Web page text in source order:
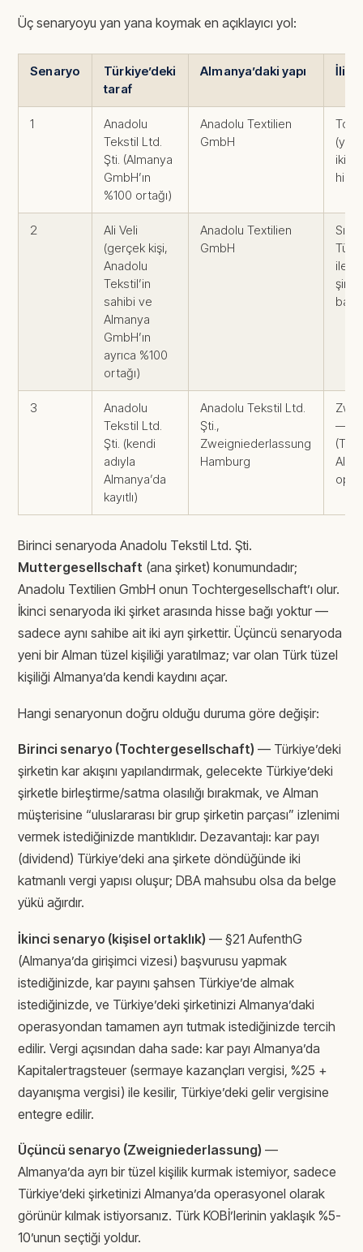
Üç senaryoyu yan yana koymak en açıklayıcı yol:
Senaryo
Türkiye’deki
taraf
Almanya’daki yapı
1
Anadolu
Tekstil Ltd.
Şti. (Almanya
GmbH’ın
%100 ortağı)
Anadolu Textilien
GmbH
(yan
iki
2
Ali Veli
(gerçek kişi,
Anadolu
Tekstil’in
sahibi ve
Almanya
GmbH’ın
ayrıca %100
ortağı)
Anadolu Textilien
GmbH
ile
3
Anadolu
Tekstil Ltd.
Şti. (kendi
adıyla
Almanya’da
kayıtlı)
Anadolu Tekstil Ltd.
Şti.,
Zweigniederlassung
Hamburg
—
Birinci senaryoda Anadolu Tekstil Ltd. Şti.
Muttergesellschaft (ana şirket) konumundadır;
Anadolu Textilien GmbH onun Tochtergesellschaft’ı olur.
İkinci senaryoda iki şirket arasında hisse bağı yoktur —
sadece aynı sahibe ait iki ayrı şirkettir. Üçüncü senaryoda
yeni bir Alman tüzel kişiliği yaratılmaz; var olan Türk tüzel
kişiliği Almanya’da kendi kaydını açar.
Hangi senaryonun doğru olduğu duruma göre değişir:
Birinci senaryo (Tochtergesellschaft) — Türkiye’deki
şirketin kar akışını yapılandırmak, gelecekte Türkiye’deki
şirketle birleştirme/satma olasılığı bırakmak, ve Alman
müşterisine “uluslararası bir grup şirketin parçası” izlenimi
vermek istediğinizde mantıklıdır. Dezavantajı: kar payı
(dividend) Türkiye’deki ana şirkete döndüğünde iki
katmanlı vergi yapısı oluşur; DBA mahsubu olsa da belge
yükü ağırdır.
İkinci senaryo (kişisel ortaklık) — §21 AufenthG
(Almanya’da girişimci vizesi) başvurusu yapmak
istediğinizde, kar payını şahsen Türkiye’de almak
istediğinizde, ve Türkiye’deki şirketinizi Almanya’daki
operasyondan tamamen ayrı tutmak istediğinizde tercih
edilir. Vergi açısından daha sade: kar payı Almanya’da
Kapitalertragsteuer (sermaye kazançları vergisi, %25 +
dayanışma vergisi) ile kesilir, Türkiye’deki gelir vergisine
entegre edilir.
Üçüncü senaryo (Zweigniederlassung) —
Almanya’da ayrı bir tüzel kişilik kurmak istemiyor, sadece
Türkiye’deki şirketinizi Almanya’da operasyonel olarak
görünür kılmak istiyorsanız. Türk KOBİ’lerinin yaklaşık %5-
10’unun seçtiği yoldur.